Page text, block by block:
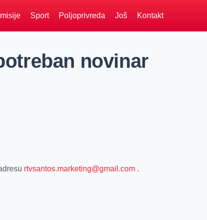
Sport Poljoprivreda Još Kontakt
novinar
rtvsantos.marketing@gmail.com .